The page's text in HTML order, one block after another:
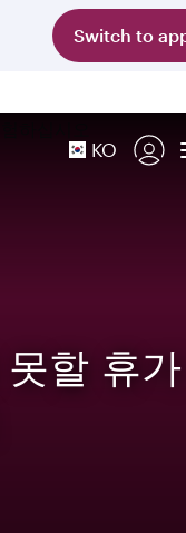
Switch to
KO
할 휴가